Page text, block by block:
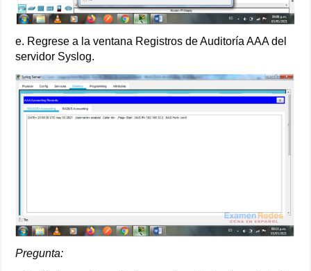
e. Regrese a la ventana Registros de Auditoría AAA del
servidor Syslog.
Pregunta: